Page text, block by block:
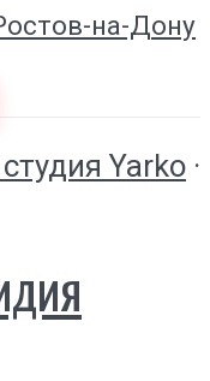
Yarko ·